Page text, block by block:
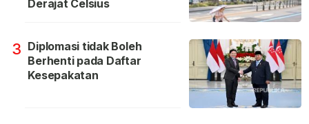
Derajat Celsius
3 Diplomasi tidak Boleh
Berhenti pada Daftar
Kesepakatan